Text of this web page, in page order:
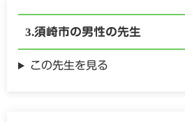
須崎市の男性の先生
この先生を見る